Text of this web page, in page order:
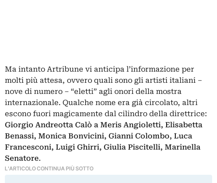
Ma intanto Artribune vi anticipa l’informazione per
molti più attesa, ovvero quali sono gli artisti italiani –
nove di numero – “eletti” agli onori della mostra
internazionale. Qualche nome era già circolato, altri
escono fuori magicamente dal cilindro della direttrice:
Giorgio Andreotta Calò a Meris Angioletti, Elisabetta
Benassi, Monica Bonvicini, Gianni Colombo, Luca
Francesconi, Luigi Ghirri, Giulia Piscitelli, Marinella
Senatore.
L'ARTICOLO CONTINUA PIÙ SOTTO